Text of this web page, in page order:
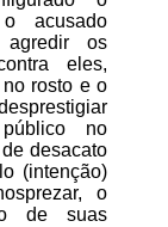
acusado
agredir os
eles,
rosto e o
no
desacato
(intenção)
o
de suas